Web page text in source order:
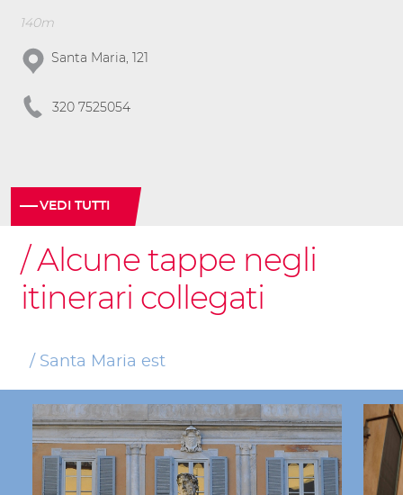
140m
Santa Maria, 121
320 7525054
VEDI TUTTI
Alcune tappe negli
itinerari collegati
Santa Maria est